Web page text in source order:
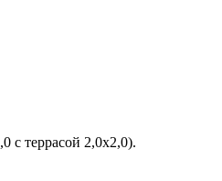
с террасой 2,0х2,0).